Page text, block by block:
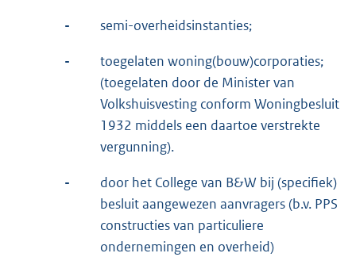
- semi-overheidsinstanties;
-
toegelaten woning(bouw)corporaties;
(toegelaten door de Minister van
Volkshuisvesting conform Woningbesluit
1932 middels een daartoe verstrekte
vergunning).
-
door het College van B&W bij (specifiek)
besluit aangewezen aanvragers (b.v. PPS
constructies van particuliere
ondernemingen en overheid)